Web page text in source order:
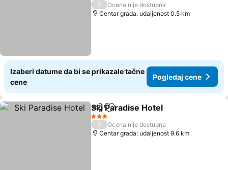
/
Ocena nije dostupna
Centar grada: udaljenost 0.5 km
Izaberi datume da bi se prikazale tačne
cene
Pogledaj cene
Deli Dodati u favorite
Ski Paradise Hotel
3 Zvezdice
/
Ocena nije dostupna
Centar grada: udaljenost 9.6 km